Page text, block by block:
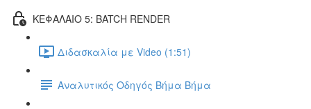
ΚΕΦΑΛΑΙΟ 5: BATCH RENDER
Διδασκαλία με Video (1:51)
Αναλυτικός Οδηγός Βήμα Βήμα